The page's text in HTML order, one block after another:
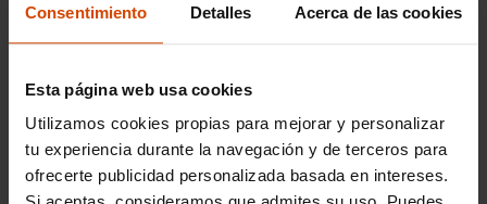
Consentimiento Detalles Acerca de las cookies
Esta página web usa cookies
Utilizamos cookies propias para mejorar y personalizar
tu experiencia durante la navegación y de terceros para
ofrecerte publicidad personalizada basada en intereses.
confort, puede adquirirse a partir de 10.000 €
encontrar unFord Mustang
mano desde 25.000 €, con un mercado de
segunda mano muy atractivo en Ourense.
Visita nuestro concesionario en Ourense o